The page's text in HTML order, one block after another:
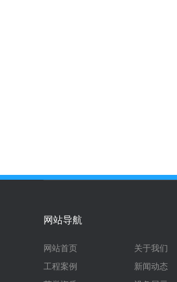
网站导航
网站首页
关于我们
工程案例
新闻动态